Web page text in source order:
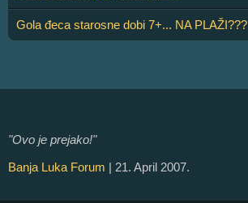
Gola đeca starosne dobi 7+... NA PLAŽI???
"Ovo je prejako!"
Banja Luka Forum | 21. April 2007.